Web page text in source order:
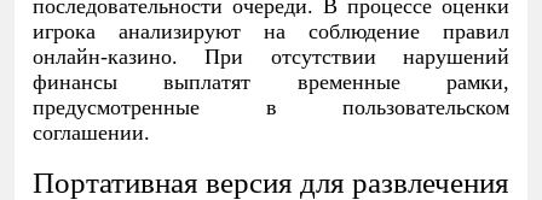
последовательности очереди. В процессе оценки
игрока анализируют на соблюдение правил
онлайн-казино. При отсутствии нарушений
финансы выплатят временные рамки,
предусмотренные в пользовательском
соглашении.
Портативная версия для развлечения